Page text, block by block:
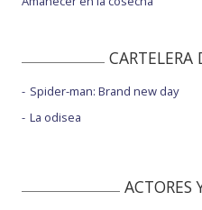
CARTELERA
Spider-man: Brand new day
La odisea
ACTORES